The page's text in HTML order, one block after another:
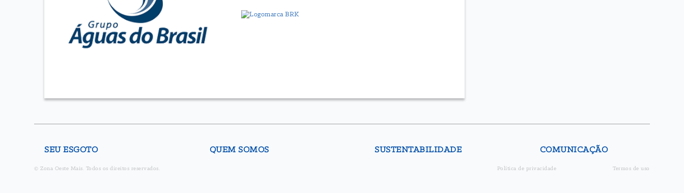
SEU ESGOTO QUEM SOMOS SUSTENTABILIDADE COMUNICAÇÃO
© Zona Oeste Mais. Todos os direitos reservados. Política de privacidade Termos de uso